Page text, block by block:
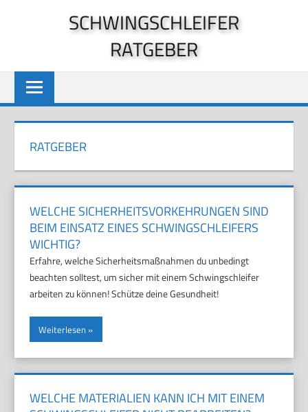
SCHWINGSCHLEIFER
RATGEBER
RATGEBER
WELCHE SICHERHEITSVORKEHRUNGEN SIND
BEIM EINSATZ EINES SCHWINGSCHLEIFERS
WICHTIG?
Erfahre, welche Sicherheitsmaßnahmen du unbedingt
beachten solltest, um sicher mit einem Schwingschleifer
arbeiten zu können! Schütze deine Gesundheit!
Weiterlesen
WELCHE MATERIALIEN KANN ICH MIT EINEM